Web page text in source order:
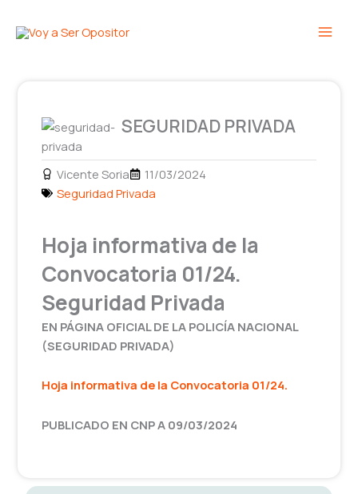
SEGURIDAD PRIVADA
Vicente Soria
11/03/2024
Seguridad Privada
Hoja informativa de la
Convocatoria 01/24.
Seguridad Privada
EN PÁGINA OFICIAL DE LA POLICÍA NACIONAL
(SEGURIDAD PRIVADA)
Hoja informativa de la Convocatoria 01/24.
PUBLICADO EN CNP A 09/03/2024